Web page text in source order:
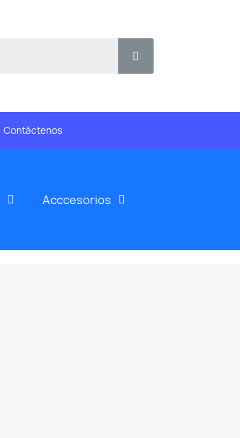
Contáctenos
Acccesorios